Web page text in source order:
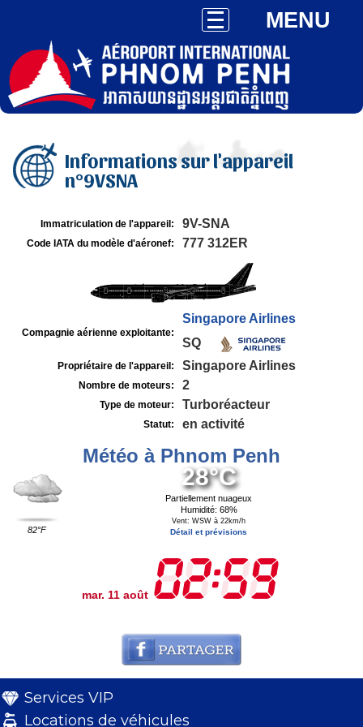
MENU
Informations sur l'appareil
n°9VSNA
Immatriculation de l'appareil: 9V-SNA
Code IATA du modèle d'aéronef: 777 312ER
Compagnie aérienne exploitante:
Singapore Airlines
SQ
Propriétaire de l'appareil: Singapore Airlines
Nombre de moteurs: 2
Type de moteur: Turboréacteur
Statut: en activité
Météo à Phnom Penh
82°F
28°C
Partiellement nuageux
Humidité: 68%
Vent: WSW à 22km/h
Détail et prévisions
mar. 11 août
Services VIP
Locations de véhicules